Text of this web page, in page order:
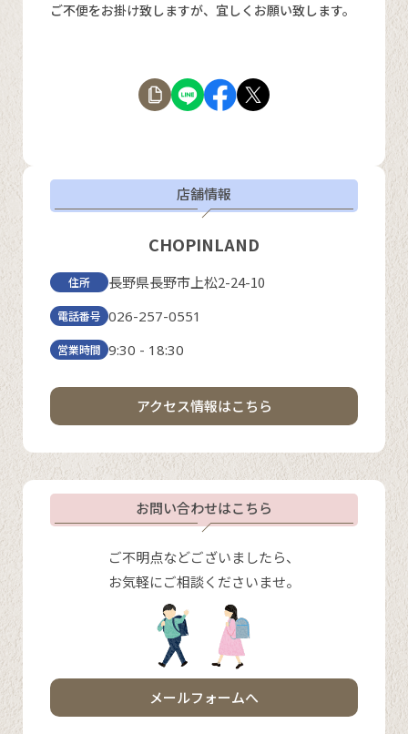
ご不便をお掛け致しますが、宜しくお願い致します。
店舗情報
CHOPINLAND
住所 長野県長野市上松2-24-10
電話番号 026-257-0551
営業時間 9:30 - 18:30
アクセス情報はこちら
お問い合わせはこちら
ご不明点などございましたら、
お気軽にご相談くださいませ。
メールフォームへ